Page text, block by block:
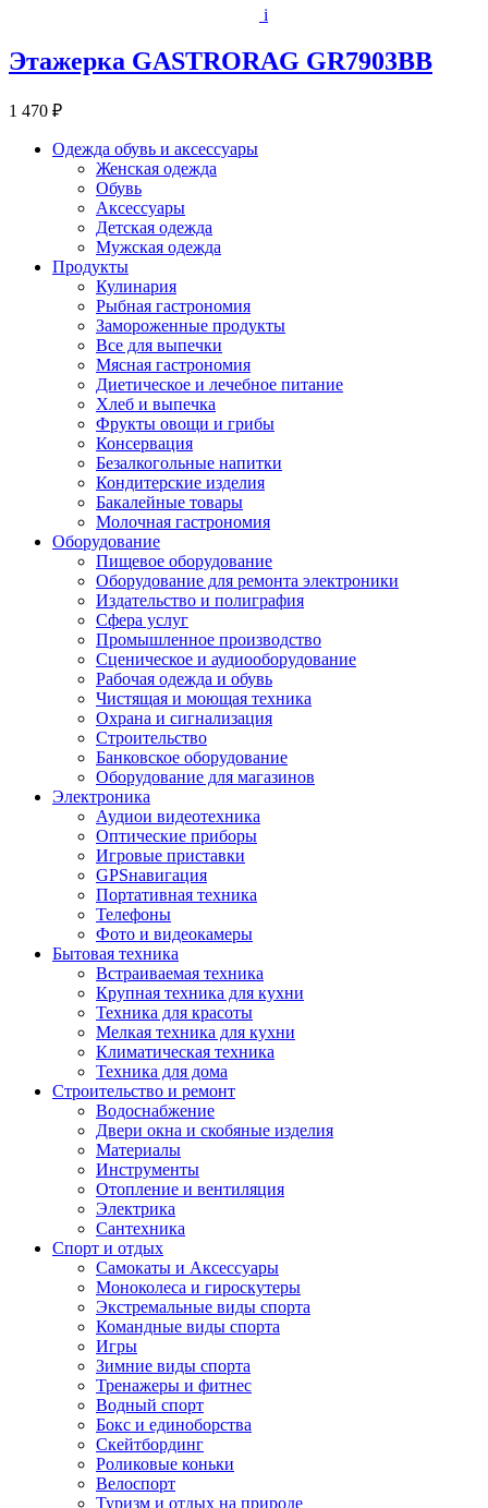
i
Этажерка GASTRORAG GR7903BB
1 470 ₽
Одежда обувь и аксессуары
Женская одежда
Обувь
Аксессуары
Детская одежда
Мужская одежда
Продукты
Кулинария
Рыбная гастрономия
Замороженные продукты
Все для выпечки
Мясная гастрономия
Диетическое и лечебное питание
Хлеб и выпечка
Фрукты овощи и грибы
Консервация
Безалкогольные напитки
Кондитерские изделия
Бакалейные товары
Молочная гастрономия
Оборудование
Пищевое оборудование
Оборудование для ремонта электроники
Издательство и полиграфия
Сфера услуг
Промышленное производство
Сценическое и аудиооборудование
Рабочая одежда и обувь
Чистящая и моющая техника
Охрана и сигнализация
Строительство
Банковское оборудование
Оборудование для магазинов
Электроника
Аудиои видеотехника
Оптические приборы
Игровые приставки
GPSнавигация
Портативная техника
Телефоны
Фото и видеокамеры
Бытовая техника
Встраиваемая техника
Крупная техника для кухни
Техника для красоты
Мелкая техника для кухни
Климатическая техника
Техника для дома
Строительство и ремонт
Водоснабжение
Двери окна и скобяные изделия
Материалы
Инструменты
Отопление и вентиляция
Электрика
Сантехника
Спорт и отдых
Самокаты и Аксессуары
Моноколеса и гироскутеры
Экстремальные виды спорта
Командные виды спорта
Игры
Зимние виды спорта
Тренажеры и фитнес
Водный спорт
Бокс и единоборства
Скейтбординг
Роликовые коньки
Велоспорт
Туризм и отдых на природе